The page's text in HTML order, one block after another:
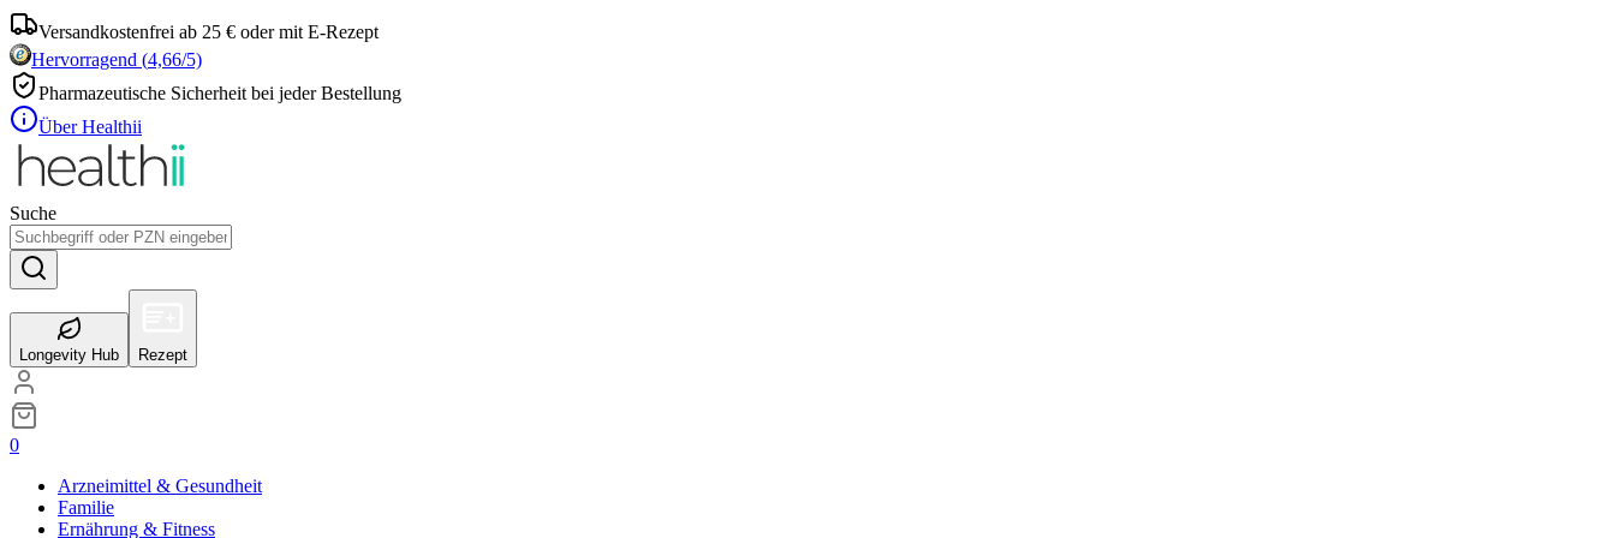
Versandkostenfrei ab 25 € oder mit E-Rezept
Hervorragend (4,66/5)
Pharmazeutische Sicherheit bei jeder Bestellung
Über Healthii
Suche
Longevity Hub Rezept
0
Arzneimittel & Gesundheit
Familie
Ernährung & Fitness